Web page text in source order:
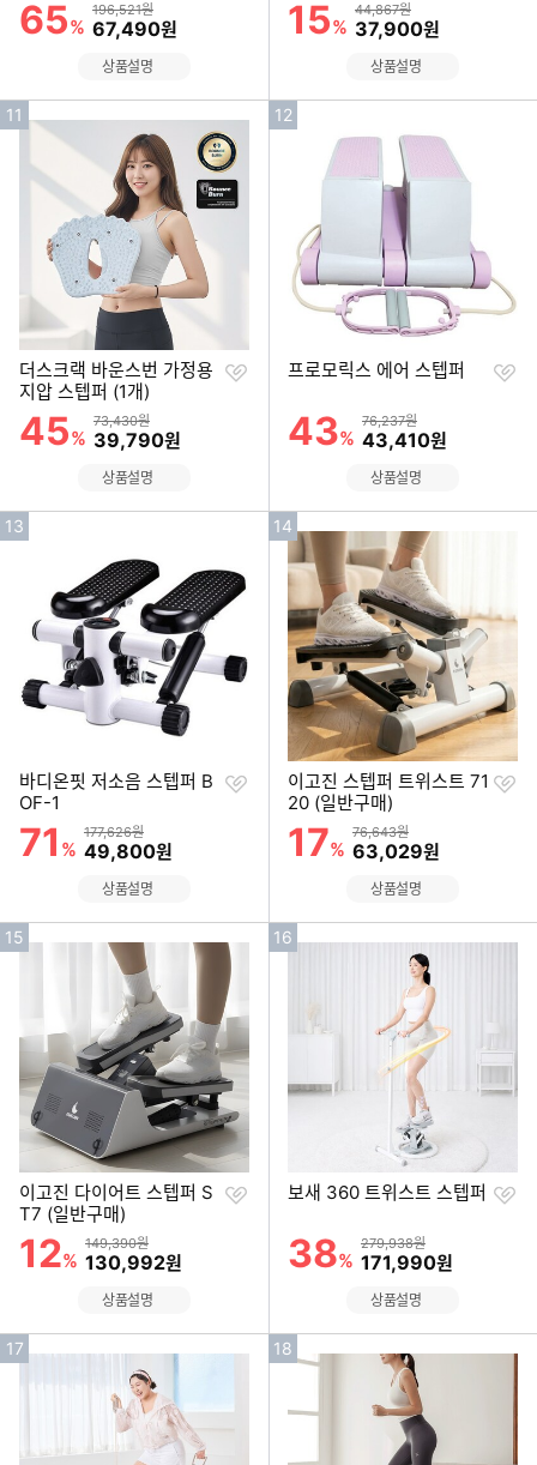
할인률
65%
상품금액
196,521원
할인금액
67,490원
상품설명
할인률
15%
상품금액
44,867원
할인금액
37,900원
상품설명
인
11
더스크랙 바운스번 가정용
지압 스텝퍼 (1개)
할인률
45%
상품금액
73,430원
할인금액
39,790원
찜
상품설명
인
12
프로모릭스 에어 스텝퍼
할인률
43%
상품금액
76,237원
할인금액
43,410원
찜
상품설명
인
13
바디온핏 저소음 스텝퍼 B
OF-1
할인률
71 %
상품금액
177,626원
할인금액
49,800원
찜
상품설명
인
14
이고진 스텝퍼 트위스트 71
20 (일반구매)
할인률
17%
상품금액
76,643원
할인금액
63,029원
찜
상품설명
인
15
이고진 다이어트 스텝퍼 S
T7 (일반구매)
할인률
12%
상품금액
149,390원
할인금액
130,992원
찜
상품설명
인
16
보새 360 트위스트 스텝퍼
할인률
38%
상품금액
279,938원
할인금액
171,990원
찜
상품설명
인
17
인
18